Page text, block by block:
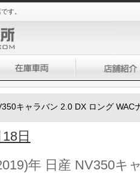
す。
キャラバン 2.0 DX ロング WAC
日
年 日産 NV350キ